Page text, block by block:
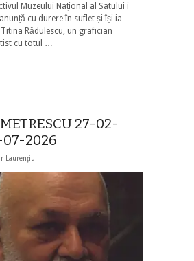
Muzeului Național al Satului i
anunță cu durere în suflet și își ia
Rădulescu, un grafician
cu totul …
27-02-
07-2026
Laurențiu